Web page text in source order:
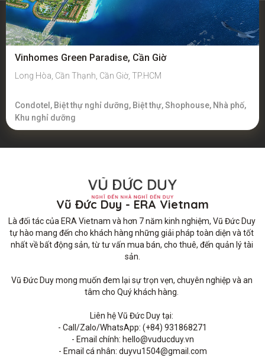
Vinhomes Green Paradise, Cần Giờ
Long Hòa, Cần Thạnh, Cần Giờ, TP.HCM
Condotel, Biệt thự nghỉ dưỡng, Biệt thự, Shophouse, Nhà phố,
Khu nghỉ dưỡng
Vũ Đức Duy - ERA Vietnam
Là đối tác của ERA Vietnam và hơn 7 năm kinh nghiệm, Vũ Đức Duy
tự hào mang đến cho khách hàng những giải pháp toàn diện và tốt
nhất về bất động sản, từ tư vấn mua bán, cho thuê, đến quản lý tài
sản.
Vũ Đức Duy mong muốn đem lại sự trọn vẹn, chuyên nghiệp và an
tâm cho Quý khách hàng.
Liên hệ Vũ Đức Duy tại:
- Call/Zalo/WhatsApp: (+84) 931868271
- Email chính: hello@vuducduy.vn
- Email cá nhân: duyvu1504@gmail.com